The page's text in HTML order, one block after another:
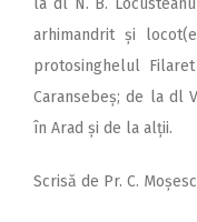
arhimandrit și
protosinghelul
Caransebeș; de la dl
în Arad și de la alții.
Scrisă de Pr. C.